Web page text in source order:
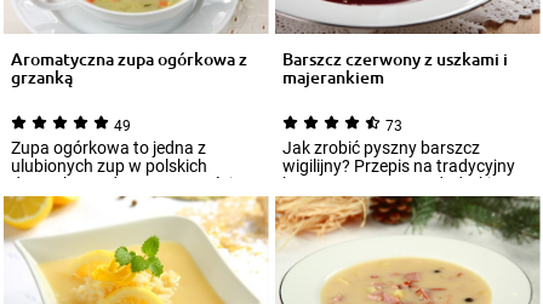
Aromatyczna zupa ogórkowa z
grzanką
49
Zupa ogórkowa to jedna z
ulubionych zup w polskich
domach. Bardzo często gości na
stołach w wersj...
Barszcz czerwony z uszkami i
majerankiem
73
Jak zrobić pyszny barszcz
wigilijny? Przepis na tradycyjny
barszcz czerwony z dodatkiem
uszek i m...